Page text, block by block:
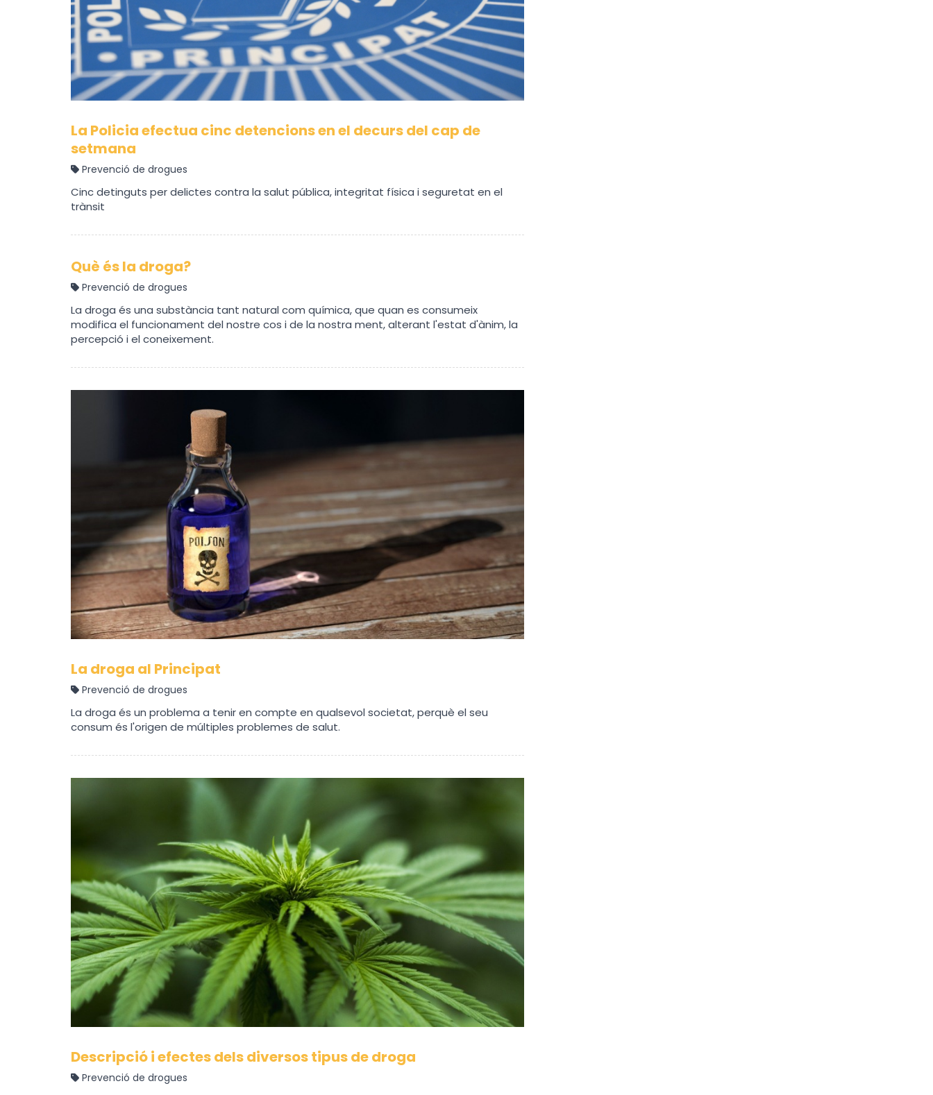
La Policia efectua cinc detencions en el decurs del cap de
setmana
Prevenció de drogues
Cinc detinguts per delictes contra la salut pública, integritat física i seguretat en el
trànsit
Què és la droga?
Prevenció de drogues
La droga és una substància tant natural com química, que quan es consumeix
modifica el funcionament del nostre cos i de la nostra ment, alterant l'estat d'ànim, la
percepció i el coneixement.
La droga al Principat
Prevenció de drogues
La droga és un problema a tenir en compte en qualsevol societat, perquè el seu
consum és l'origen de múltiples problemes de salut.
Descripció i efectes dels diversos tipus de droga
Prevenció de drogues